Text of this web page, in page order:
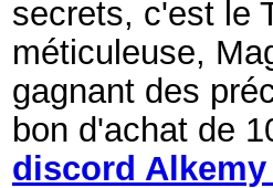
secrets, c'est le
méticuleuse,
gagnant des
bon d'achat de
discord Alkemy